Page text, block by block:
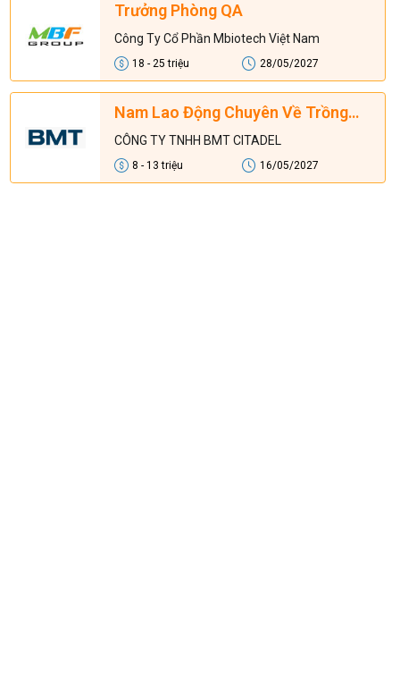
Trưởng Phòng QA
Công Ty Cổ Phần Mbiotech Việt Nam
18 - 25 triệu 28/05/2027
Nam Lao Động Chuyên Về Trồng
Cây Ăn Quả
CÔNG TY TNHH BMT CITADEL
8 - 13 triệu 16/05/2027